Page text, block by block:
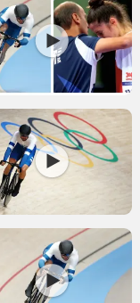
מדיניות פרטיות
תקנון פעילות
רשיון להקרנה
הצטרפות לחבילת
לוח דרושים –
תגיות
המגזין
גיימינג E-Sports